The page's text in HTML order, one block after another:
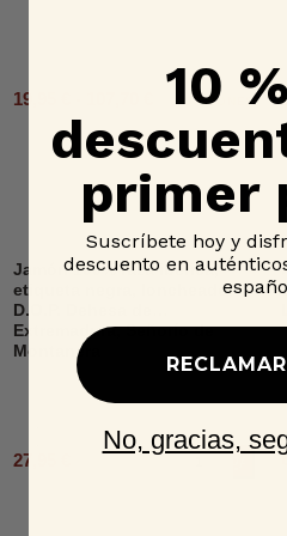
19,95 € - 107,70 € 2 OPCIONES
Jamón 100% raza ibérica,
etiqueta negra, loncheado,
D.O.P. Dehesa de
Extremadura, Señorío de
Montanera
27,95 €
10
primer
Suscríbete hoy y
descuento en
No, gracias,